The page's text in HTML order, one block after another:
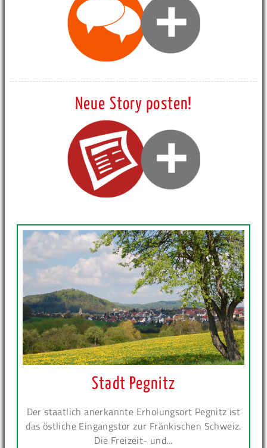
Neue Story posten!
Stadt Pegnitz
Der staatlich anerkannte Erholungsort Pegnitz ist
das östliche Eingangstor zur Fränkischen Schweiz.
Die Freizeit- und...